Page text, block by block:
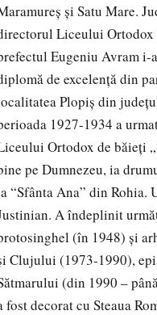
şi Satu Mare.
Liceului Ortodox
Eugeniu Avram
de excelenţă din
Plopiş din
1927-1934 a
Ortodox de băieţi
pe Dumnezeu, ia
“Sfânta Ana” din Rohia.
A îndeplinit
(în 1948) şi
Clujului (1973-1990),
(din 1990 –
fost decorat cu Steaua